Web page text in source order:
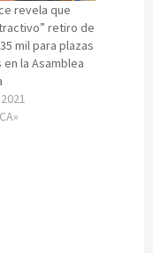
revela que
retiro de
mil para plazas
la Asamblea